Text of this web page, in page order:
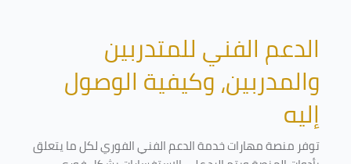
الدعم الفني للمتدربين
والمدربين، وكيفية الوصول
إليه
توفر منصة مهارات خدمة الدعم الفني الفوري لكل ما يتعلق